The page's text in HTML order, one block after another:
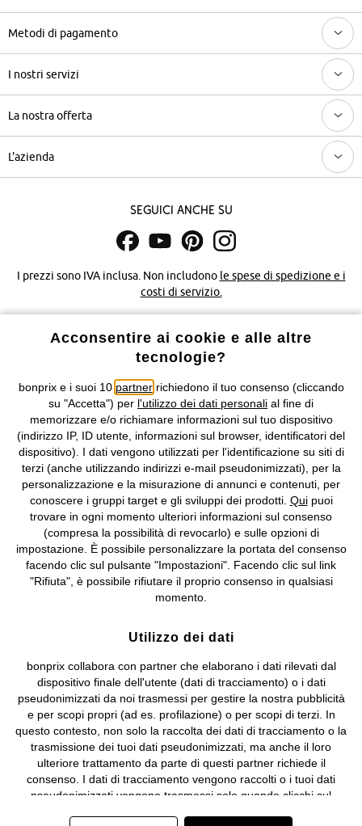
Metodi di pagamento
I nostri servizi
La nostra offerta
L'azienda
Seguici anche su
I prezzi sono IVA inclusa. Non includono le spese di spedizione e i
costi di servizio.
Condizioni di vendita Accessibilità
Informazioni legali Diritto di recesso
© 2026 bonprix.Tutti i diritti riservati.
bonprix S.r.l. con socio unico, sede legale: via Adua 33 - 13855
Valdengo (BI) C.F. 01510910027 - P.I. 01939830020, Reg. Imprese di
Biella n. 01510910027, R.E.A. BI - 171345, N. Reg. Pile:
IT09060P00000858, N. Reg. AEE: IT08020000002105 Capitale
Sociale: euro 1.000.000 i.v, Società soggetta all'attività di direzione
e coordinamento di bonprix Beteiligungs -Verwaltungsgesellschaft
mbH.
Acconsentire ai cookie e alle altre
tecnologie?
bonprix e i suoi 10 partnerrichiedono il tuo consenso (cliccando
su "Accetta") per l'utilizzo dei dati personali al fine di
memorizzare e/o richiamare informazioni sul tuo dispositivo
(indirizzo IP, ID utente, informazioni sul browser, identificatori del
dispositivo). I dati vengono utilizzati per l'identificazione su siti di
terzi (anche utilizzando indirizzi e-mail pseudonimizzati), per la
personalizzazione e la misurazione di annunci e contenuti, per
conoscere i gruppi target e gli sviluppi dei prodotti. Quipuoi
trovare in ogni momento ulteriori informazioni sul consenso
(compresa la possibilità di revocarlo) e sulle opzioni di
impostazione. È possibile personalizzare la portata del consenso
facendo clic sul pulsante "Impostazioni". Facendo clic sul link
"Rifiuta", è possibile rifiutare il proprio consenso in qualsiasi
momento.
Utilizzo dei dati
bonprix collabora con partner che elaborano i dati rilevati dal
dispositivo finale dell'utente (dati di tracciamento) o i dati
pseudonimizzati da noi trasmessi per gestire la nostra pubblicità
e per scopi propri (ad es. profilazione) o per scopi di terzi. In
questo contesto, non solo la raccolta dei dati di tracciamento o la
trasmissione dei tuoi dati pseudonimizzati, ma anche il loro
ulteriore trattamento da parte di questi partner richiede il
consenso. I dati di tracciamento vengono raccolti o i tuoi dati
pseudonimizzati vengono trasmessi solo quando clicchi sul